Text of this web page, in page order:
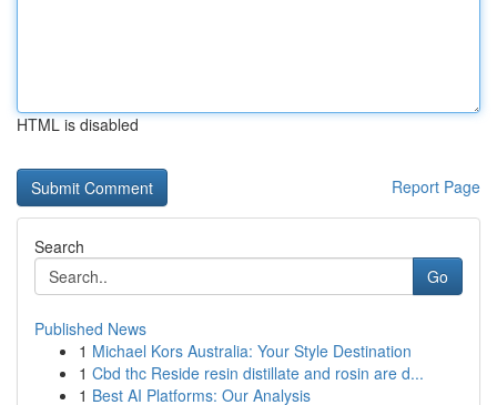
HTML is disabled
Report Page
Search
Go
Published News
1 Michael Kors Australia: Your Style Destination
1 Cbd thc Reside resin distillate and rosin are d...
1 Best AI Platforms: Our Analysis